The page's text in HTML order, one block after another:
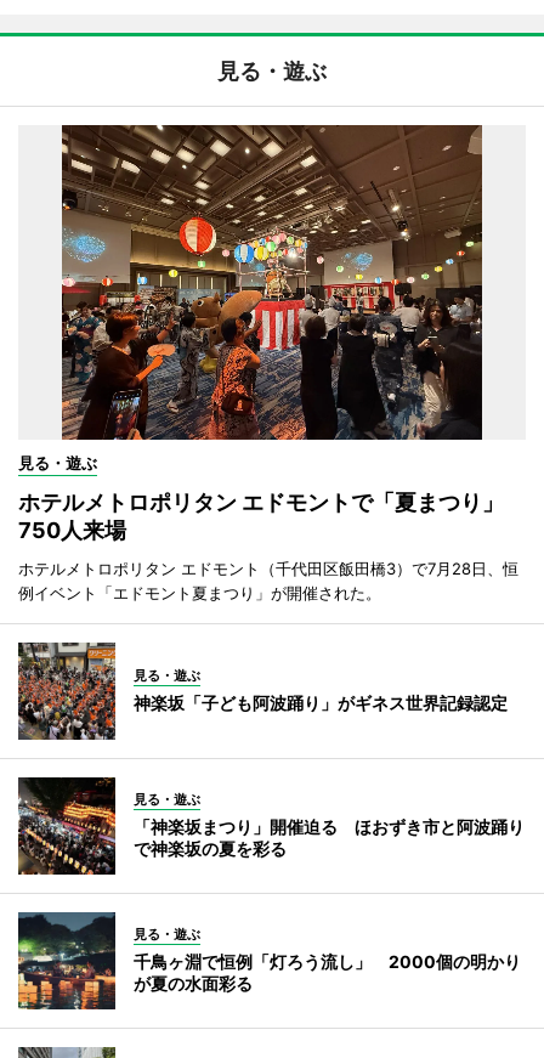
見る・遊ぶ
見る・遊ぶ
ホテルメトロポリタン エドモントで「夏まつり」
750人来場
ホテルメトロポリタン エドモント（千代田区飯田橋3）で7月28日、恒
例イベント「エドモント夏まつり」が開催された。
見る・遊ぶ
神楽坂「子ども阿波踊り」がギネス世界記録認定
見る・遊ぶ
「神楽坂まつり」開催迫る ほおずき市と阿波踊り
で神楽坂の夏を彩る
見る・遊ぶ
千鳥ヶ淵で恒例「灯ろう流し」 2000個の明かり
が夏の水面彩る